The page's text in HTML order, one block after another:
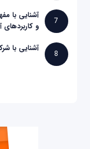
7
و کاربردهای
8
آشنایی با